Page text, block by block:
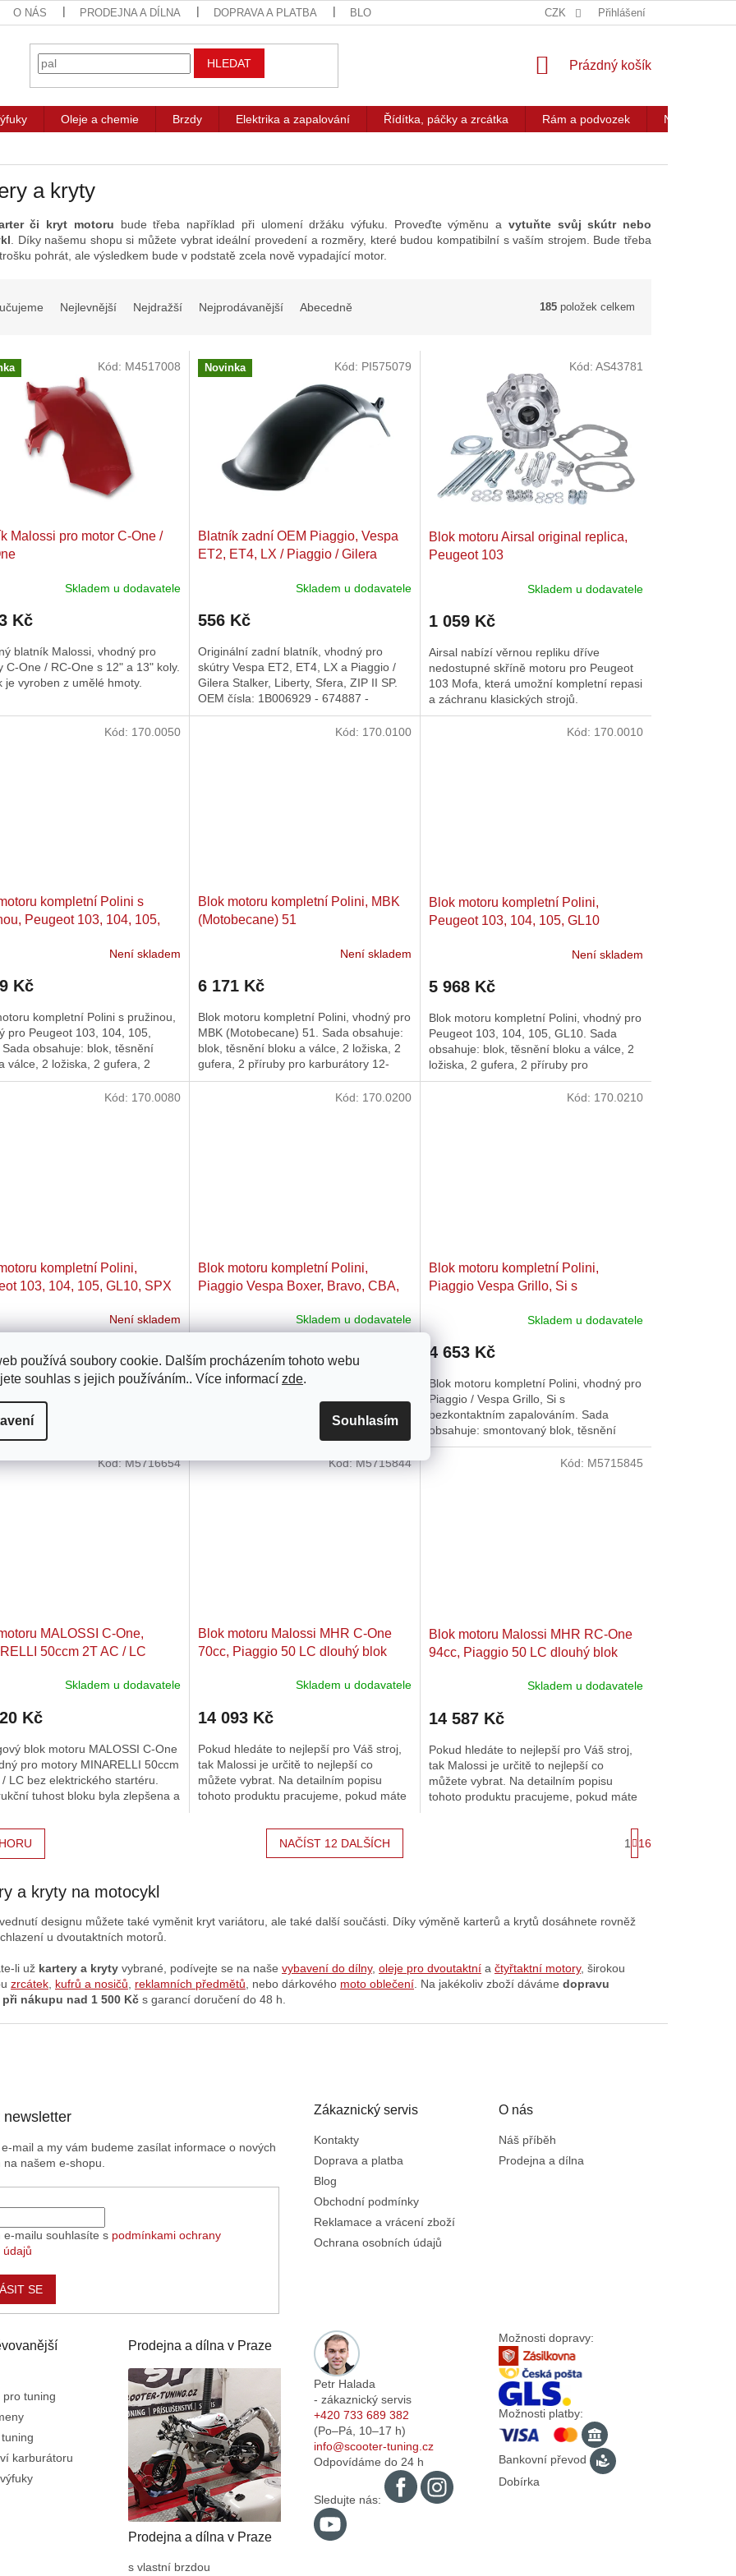
používá soubory cookie. Dalším procházením tohoto webu
souhlas s jejich používáním.. Více informací zde.
Souhlasím
O NÁS PRODEJNA A DÍLNA DOPRAVA A PLATBA BLOG CZK Přihlášení
HLEDAT
NÁKUPNÍ
Prázdný košík
Oleje a chemie Brzdy Elektrika a zapalování Řídítka, páčky a zrcátka Rám a podvozek Nářadí a
a kryty
či kryt motoru bude třeba například při ulomení držáku výfuku. Proveďte výměnu a vytuňte svůj skútr nebo
. Díky našemu shopu si můžete vybrat ideální provedení a rozměry, které budou kompatibilní s vaším strojem. Bude třeba
pohrát, ale výsledkem bude v podstatě zcela nově vypadající motor.
Nejlevnější Nejdražší Nejprodávanější Abecedně 185 položek celkem
Malossi pro motor C-One /
Skladem u dodavatele
Kč
blatník Malossi, vhodný pro
C-One / RC-One s 12" a 13" koly.
je vyroben z umělé hmoty.
Kód: M4517008 Novinka
Blatník zadní OEM Piaggio, Vespa
ET2, ​ET4, ​LX / Piaggio / Gilera
Skladem u dodavatele
556 Kč
Originální zadní blatník, vhodný pro
skútry Vespa ET2, ​ET4, ​LX a Piaggio /
Gilera Stalker,​ Liberty, ​Sfera, ​ZIP II SP.
OEM čísla: 1B006929 - 674887 -
5A001285.
Kód: PI575079
Blok motoru Airsal original replica,
Peugeot 103
Skladem u dodavatele
1 059 Kč
Airsal nabízí věrnou repliku dříve
nedostupné skříně motoru pro Peugeot
103 Mofa, která umožní kompletní repasi
a záchranu klasických strojů.
Kód: AS43781
kompletní Polini s
Peugeot 103, 104, 105,
Není skladem
Kč
kompletní Polini s pružinou,
pro Peugeot 103, 104, 105,
obsahuje: blok, těsnění
válce, 2 ložiska, 2 gufera, 2
pro karburátory...
Kód: 170.0050
Blok motoru kompletní Polini, MBK
(Motobecane) 51
Není skladem
6 171 Kč
Blok motoru kompletní Polini, vhodný pro
MBK (Motobecane) 51. Sada obsahuje:
blok, těsnění bloku a válce, 2 ložiska, 2
gufera, 2 příruby pro karburátory 12-
19mm, 1 klapku, 4...
Kód: 170.0100
Blok motoru kompletní Polini,
Peugeot 103, 104, 105, GL10
Není skladem
5 968 Kč
Blok motoru kompletní Polini, vhodný pro
Peugeot 103, 104, 105, GL10. Sada
obsahuje: blok, těsnění bloku a válce, 2
ložiska, 2 gufera, 2 příruby pro
karburátory 15-19mm, 1...
Kód: 170.0010
kompletní Polini,
103, 104, 105, GL10, SPX
Není skladem
Kč
kompletní Polini, vhodný pro
103, 104, 105, GL10, SPX.
blok, těsnění bloku a
Kód: 170.0080
Blok motoru kompletní Polini,
Piaggio Vespa Boxer, Bravo, CBA,
kontaktním zapalovánímSkladem u dodavatele
4 653 Kč
Blok motoru kompletní Polini, vhodný pro
Piaggio / Vespa Boxer, Bravo, CBA, Ciao,
Eco, Grillo, Si a Trend s kontaktním
Kód: 170.0200
Blok motoru kompletní Polini,
Piaggio Vespa Grillo, Si s
Skladem u dodavatele
4 653 Kč
Blok motoru kompletní Polini, vhodný pro
Piaggio / Vespa Grillo, Si s
bezkontaktním zapalováním. Sada
obsahuje: smontovaný blok, těsnění
bloku a válce, 1 gufero a přírubu pro...
Kód: 170.0210
MALOSSI C-One,
50ccm 2T AC / ​LC
Skladem u dodavatele
Kč
blok motoru MALOSSI C-One
pro motory MINARELLI 50ccm
/ ​LC bez elektrického startéru.
tuhost bloku byla zlepšena a
Kód:M5716654
Blok motoru Malossi MHR C-One
70cc, Piaggio 50 LC dlouhý blok
Skladem u dodavatele
14 093 Kč
Pokud hledáte to nejlepší pro Váš stroj,
tak Malossi je určitě to nejlepší co
můžete vybrat. Na detailním popisu
tohoto produktu pracujeme, pokud máte
Kód:M5715844
Blok motoru Malossi MHR RC-One
94cc, Piaggio 50 LC dlouhý blok
Skladem u dodavatele
14 587 Kč
Pokud hledáte to nejlepší pro Váš stroj,
tak Malossi je určitě to nejlepší co
můžete vybrat. Na detailním popisu
tohoto produktu pracujeme, pokud máte
Kód: M5715845
NAČÍST 12 DALŠÍCH
t
r
1 16
a kryty na motocykl
designu můžete také vyměnit kryt variátoru, ale také další součásti. Díky výměně karterů a krytů dosáhnete rovněž
u dvoutaktních motorů.
li už kartery a kryty vybrané podívejte se na naše vybavení do dílny, oleje pro dvoutaktní a čtyřtaktní motory, širokou
zrcátek kufrů a nosičů reklamních předmětů , nebo dárkového moto oblečení . Na jakékoliv zboží dáváme dopravu
při nákupu nad 1 500 Kč s garancí doručení do 48 h.
mail a my vám budeme zasílat informace o nových
našem e-shopu.
e-mailu souhlasíte s podmínkami ochrany
údajů
SE
Zákaznický servis
Kontakty
Doprava a platba
Blog
Obchodní podmínky
Reklamace a vrácení zboží
Ochrana osobních údajů
O nás
Náš příběh
Prodejna a dílna
pro tuning
karburátoru
Prodejna a dílna v Praze
Prodejna a dílna v Praze
s vlastní brzdou
Petr Halada
- zákaznický servis
+420 733 689 382
(Po–Pá, 10–17 h)
info@scooter-tuning.cz
Odpovídáme do 24 h
Sledujte nás:
Možnosti dopravy:
Možnosti platby:
Bankovní převod
Dobírka